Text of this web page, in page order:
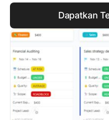
Dapatkan